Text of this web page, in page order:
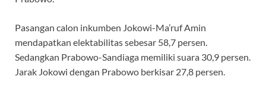
Pasangan calon inkumben Jokowi-Ma’ruf Amin
mendapatkan elektabilitas sebesar 58,7 persen.
Sedangkan Prabowo-Sandiaga memiliki suara 30,9 persen.
Jarak Jokowi dengan Prabowo berkisar 27,8 persen.